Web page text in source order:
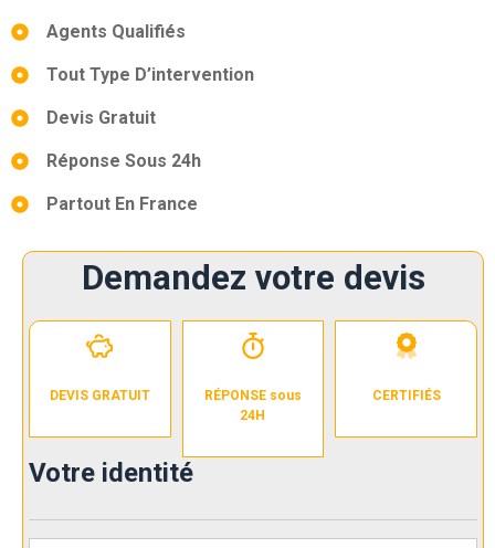
Agents Qualifiés
Tout Type D’intervention
Devis Gratuit
Réponse Sous 24h
Partout En France
Demandez votre devis
DEVIS GRATUIT
RÉPONSE sous
24H
CERTIFIÉS
Votre identité